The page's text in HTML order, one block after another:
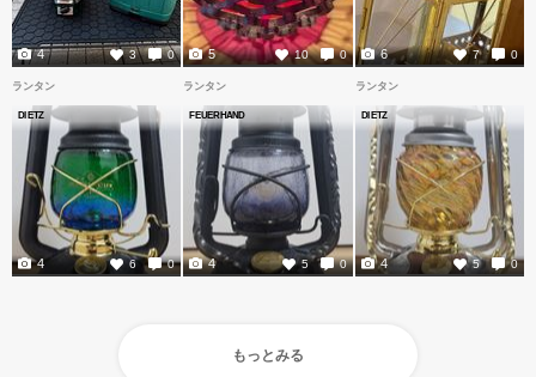
3 0
4 10 0
5 7 0
6
ランタン
DIETZ
6 0
4
ランタン
FEUERHAND
5 0
4
ランタン
DIETZ
5 0
4
もっとみる